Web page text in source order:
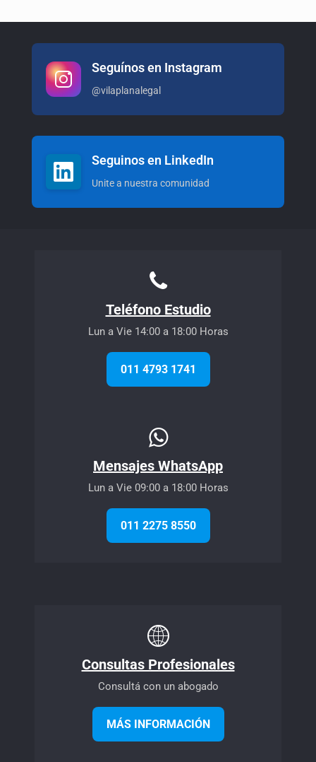
Seguínos en Instagram
@vilaplanalegal
Seguinos en LinkedIn
Unite a nuestra comunidad
Teléfono Estudio
Lun a Vie 14:00 a 18:00 Horas
011 4793 1741
Mensajes WhatsApp
Lun a Vie 09:00 a 18:00 Horas
011 2275 8550
Consultas Profesionales
Consultá con un abogado
MÁS INFORMACIÓN